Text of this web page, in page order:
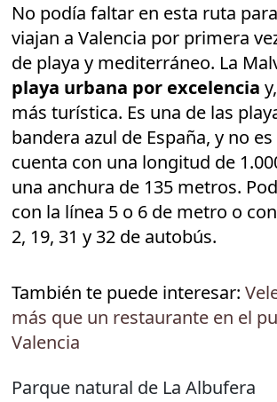
No podía faltar en esta ruta
viajan a Valencia por primera
de playa y mediterráneo. La
playa urbana por excelencia
más turística. Es una de las
bandera azul de España, y no
cuenta con una longitud de
una anchura de 135 metros.
con la línea 5 o 6 de metro o
2, 19, 31 y 32 de autobús.
También te puede interesar:
más que un restaurante en el
Valencia
Parque natural de La Albufera